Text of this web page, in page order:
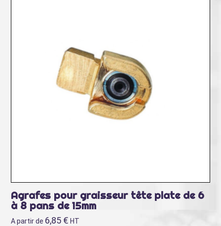
Agrafes pour graisseur tête plate de 6
à 8 pans de 15mm
A partir de 6,85 € HT